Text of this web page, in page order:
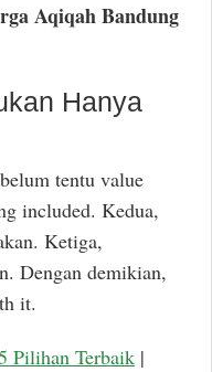
Aqiqah Bandung
Hanya
tentu value
included. Kedua,
Ketiga,
Dengan demikian,
it.
Pilihan Terbaik |